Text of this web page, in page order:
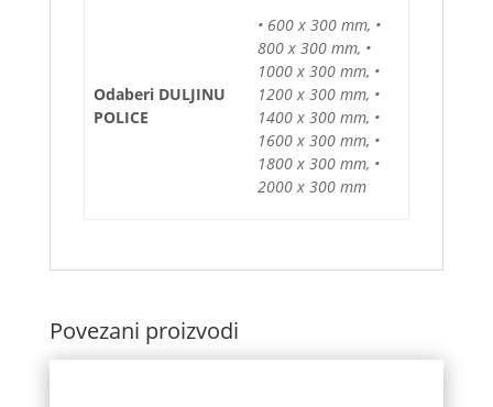
Odaberi DULJINU
POLICE
• 600 x 300 mm, •
800 x 300 mm, •
1000 x 300 mm, •
1200 x 300 mm, •
1400 x 300 mm, •
1600 x 300 mm, •
1800 x 300 mm, •
2000 x 300 mm
Povezani proizvodi